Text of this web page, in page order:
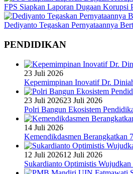
FPS Siapkan Laporan Dugaan Korupsi
Dediyanto Tegaskan Pernyataannya
PENDIDIKAN
23 Juli 2026
Kepemimpinan Inovatif Dr.
23 Juli 202623 Juli 2026
Polri Bangun Ekosistem
14 Juli 2026
Kemendikdasmen Berangkatkan
12 Juli 202612 Juli 2026
Sukardianto Optimistis